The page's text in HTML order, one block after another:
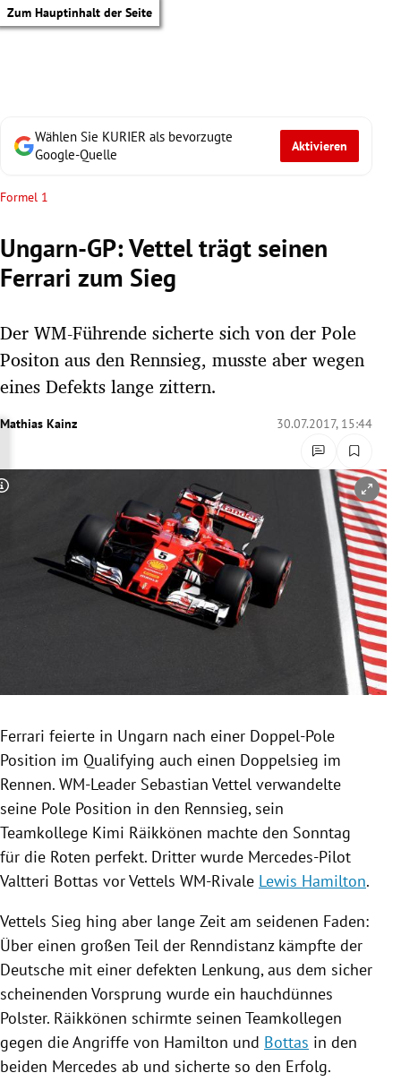
Zum Hauptinhalt der Seite
Untermenü
Untermenü
Untermenü
Untermenü
Untermenü
Wählen Sie KURIER als bevorzugte
Google-Quelle
Aktivieren
Formel 1
Ungarn-GP: Vettel trägt seinen
Ferrari zum Sieg
Der WM-Führende sicherte sich von der Pole
Positon aus den Rennsieg, musste aber wegen
eines Defekts lange zittern.
Mathias Kainz 30.07.2017, 15:44
Copyright-Hinweis öffnen/schließen
Ferrari feierte in Ungarn nach einer Doppel-Pole
Position im Qualifying auch einen Doppelsieg im
Rennen. WM-Leader Sebastian Vettel verwandelte
seine Pole Position in den Rennsieg, sein
Teamkollege Kimi Räikkönen machte den Sonntag
für die Roten perfekt. Dritter wurde Mercedes-Pilot
Valtteri Bottas vor Vettels WM-Rivale Lewis Hamilton.
Vettels Sieg hing aber lange Zeit am seidenen Faden:
Über einen großen Teil der Renndistanz kämpfte der
Deutsche mit einer defekten Lenkung, aus dem sicher
scheinenden Vorsprung wurde ein hauchdünnes
Polster. Räikkönen schirmte seinen Teamkollegen
gegen die Angriffe von Hamilton und Bottas in den
beiden Mercedes ab und sicherte so den Erfolg.